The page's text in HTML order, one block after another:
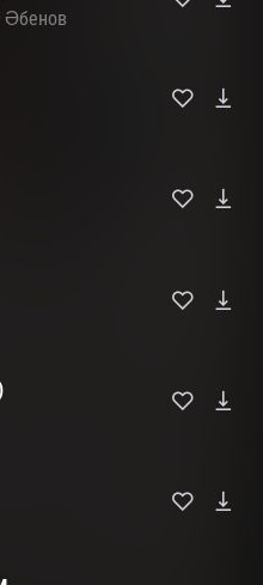
Әбенов